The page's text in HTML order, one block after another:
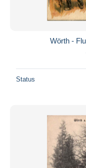
Wörth -
Status